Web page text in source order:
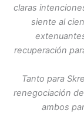
claras
siente al
recuperación
Tanto para
renegociación
ambos